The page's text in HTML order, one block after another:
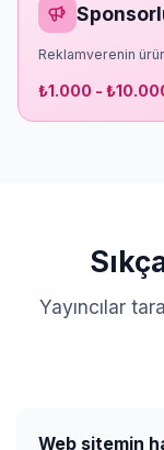
Reklamverenin
₺1.000 -
Yayıncılar
Web sitemin